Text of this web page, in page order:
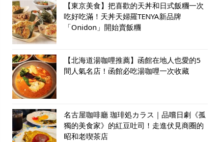
【東京美食】把喜歡的天丼和日式飯糰一次
吃好吃滿！天丼天婦羅TENYA新品牌
「Onidon」開始賣飯糰
【北海道湯咖哩推薦】函館在地人也愛的5
間人氣名店！函館必吃湯咖哩一次收藏
名古屋咖啡廳 珈琲処カラス｜品嚐日劇《孤
獨的美食家》的紅豆吐司！走進伏見商圈的
昭和老喫茶店